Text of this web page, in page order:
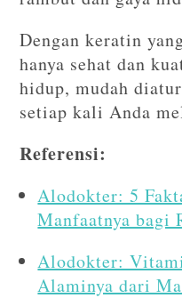
Dengan keratin
hanya sehat dan
hidup, mudah
setiap kali Anda
Referensi:
Alodokter: 5
Manfaatnya bagi
Alodokter:
Alaminya dari